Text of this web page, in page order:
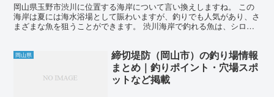
岡山県玉野市渋川に位置する海岸について言い換えしますね。 この
海岸は夏には海水浴場として賑わいますが、釣りでも人気があり、さ
まざまな魚を狙うことができます。 渋川海岸で釣れる魚は、シロギ
岡山県
締切堤防（岡山市）の釣り場情報
まとめ｜釣りポイント・穴場スポ
ットなど掲載